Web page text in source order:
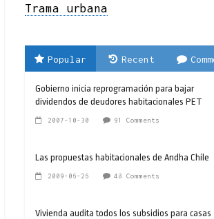
Trama urbana
Popular Recent
Gobierno inicia reprogramación para bajar
dividendos de deudores habitacionales PET
2007-10-30 91 Comments
Las propuestas habitacionales de Andha Chile
2009-06-26 48 Comments
Vivienda audita todos los subsidios para casas